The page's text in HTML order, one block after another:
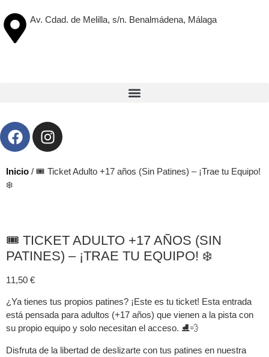
Av. Cdad. de Melilla, s/n. Benalmádena, Málaga
Inicio / 🎟️ Ticket Adulto +17 años (Sin Patines) – ¡Trae tu Equipo!
❄️
🎟️ TICKET ADULTO +17 AÑOS (SIN
PATINES) – ¡TRAE TU EQUIPO! ❄️
11,50 €
¿Ya tienes tus propios patines? ¡Este es tu ticket! Esta entrada
está pensada para adultos (+17 años) que vienen a la pista con
su propio equipo y solo necesitan el acceso. ⛸️💨
Disfruta de la libertad de deslizarte con tus patines en nuestra